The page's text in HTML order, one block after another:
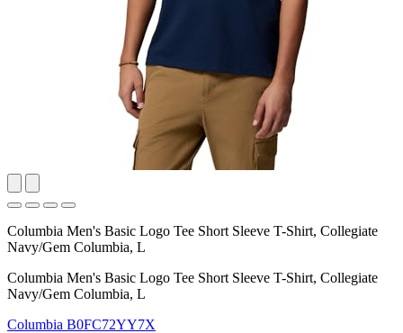
Columbia Men's Basic Logo Tee Short Sleeve T-Shirt, Collegiate
Navy/Gem Columbia, L
Columbia Men's Basic Logo Tee Short Sleeve T-Shirt, Collegiate
Navy/Gem Columbia, L
Columbia B0FC72YY7X